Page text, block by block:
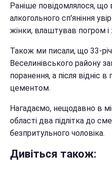
Раніше повідомлялося, що
алкогольного сп'яніння
жінки, влаштував погром і
Також ми писали, що 33-
Веселинівського району
поранення, а після відніс
цементом.
Нагадаємо, нещодавно в
області два підлітка до
безпритульного чоловіка.
Дивіться також: